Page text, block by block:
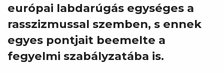
európai labdarúgás egységes a
rasszizmussal szemben, s ennek
egyes pontjait beemelte a
fegyelmi szabályzatába is.